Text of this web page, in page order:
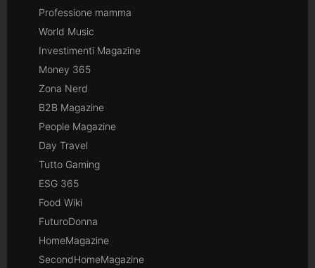
Professione mamma
World Music
Investimenti Magazine
Money 365
Zona Nerd
B2B Magazine
People Magazine
Day Travel
Tutto Gaming
ESG 365
Food Wiki
FuturoDonna
HomeMagazine
SecondHomeMagazine